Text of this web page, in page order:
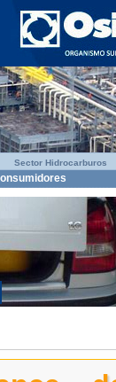
Sector Hidrocarburos